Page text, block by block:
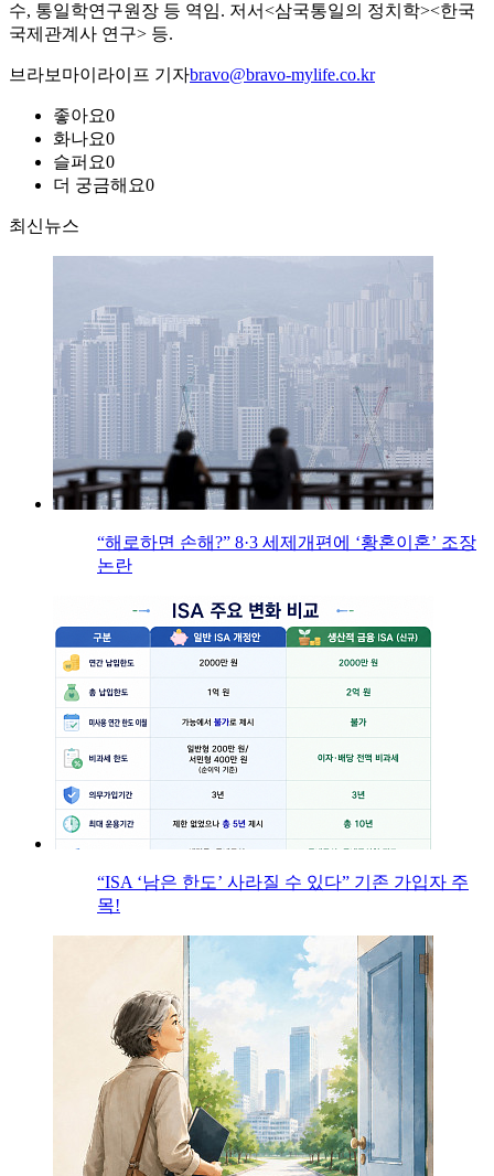
수, 통일학연구원장 등 역임. 저서<삼국통일의 정치학><한국
국제관계사 연구> 등.
브라보마이라이프 기자bravo@bravo-mylife.co.kr
좋아요0
화나요0
슬퍼요0
더 궁금해요0
최신뉴스
“해로하면 손해?” 8·3 세제개편에 ‘황혼이혼’ 조장
논란
“ISA ‘남은 한도’ 사라질 수 있다” 기존 가입자 주
목!